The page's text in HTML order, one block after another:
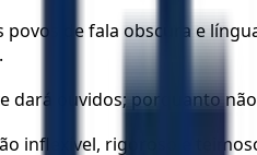
povos de fala obscura e
te dará ouvidos; porquanto
inflexível, rigoroso e